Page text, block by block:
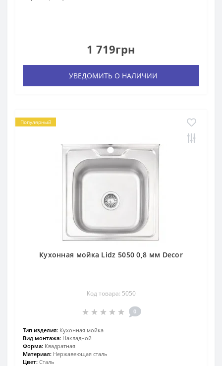
1 719грн
УВЕДОМИТЬ О НАЛИЧИИ
Популярный
Кухонная мойка Lidz 5050 0,8 мм Decor
Код товара: 5050
0
Тип изделия: Кухонная мойка
Вид монтажа: Накладной
Форма: Квадратная
Материал: Нержавеющая сталь
Цвет: Сталь